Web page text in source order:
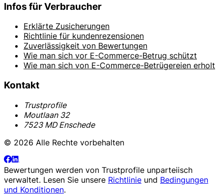
Infos für Verbraucher
Erklärte Zusicherungen
Richtlinie für kundenrezensionen
Zuverlässigkeit von Bewertungen
Wie man sich vor E-Commerce-Betrug schützt
Wie man sich von E-Commerce-Betrügereien erholt
Kontakt
Trustprofile
Moutlaan 32
7523 MD Enschede
© 2026 Alle Rechte vorbehalten
Bewertungen werden von Trustprofile unparteiisch
verwaltet. Lesen Sie unsere Richtlinie und Bedingungen
und Konditionen.